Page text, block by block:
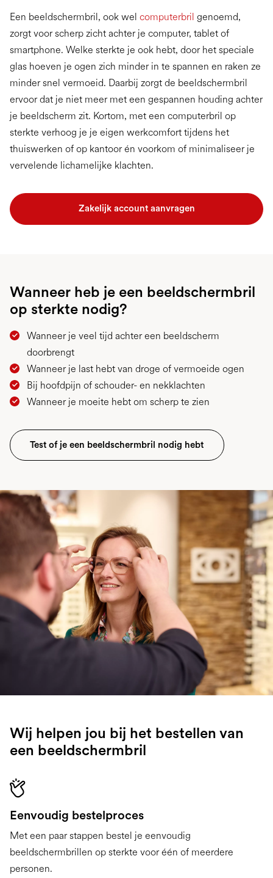
Een beeldschermbril, ook wel computerbril genoemd,
zorgt voor scherp zicht achter je computer, tablet of
smartphone. Welke sterkte je ook hebt, door het speciale
glas hoeven je ogen zich minder in te spannen en raken ze
minder snel vermoeid. Daarbij zorgt de beeldschermbril
ervoor dat je niet meer met een gespannen houding achter
je beeldscherm zit. Kortom, met een computerbril op
sterkte verhoog je je eigen werkcomfort tijdens het
thuiswerken of op kantoor én voorkom of minimaliseer je
vervelende lichamelijke klachten.
Zakelijk account aanvragen
Wanneer heb je een beeldschermbril
op sterkte nodig?
Wanneer je veel tijd achter een beeldscherm
doorbrengt
Wanneer je last hebt van droge of vermoeide ogen
Bij hoofdpijn of schouder- en nekklachten
Wanneer je moeite hebt om scherp te zien
Test of je een beeldschermbril nodig hebt
Wij helpen jou bij het bestellen van
een beeldschermbril
Eenvoudig bestelproces
Met een paar stappen bestel je eenvoudig
beeldschermbrillen op sterkte voor één of meerdere
personen.